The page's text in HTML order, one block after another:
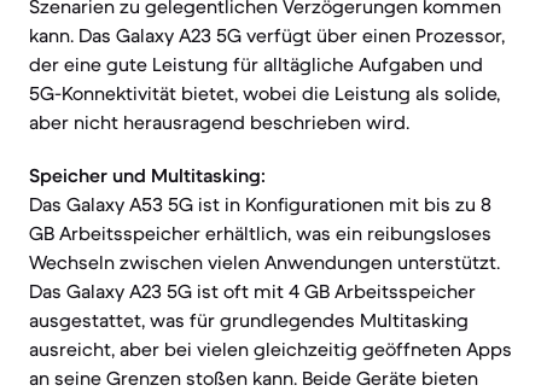
Szenarien zu gelegentlichen Verzögerungen kommen
kann. Das Galaxy A23 5G verfügt über einen Prozessor,
der eine gute Leistung für alltägliche Aufgaben und
5G-Konnektivität bietet, wobei die Leistung als solide,
aber nicht herausragend beschrieben wird.
Speicher und Multitasking:
Das Galaxy A53 5G ist in Konfigurationen mit bis zu 8
GB Arbeitsspeicher erhältlich, was ein reibungsloses
Wechseln zwischen vielen Anwendungen unterstützt.
Das Galaxy A23 5G ist oft mit 4 GB Arbeitsspeicher
ausgestattet, was für grundlegendes Multitasking
ausreicht, aber bei vielen gleichzeitig geöffneten Apps
an seine Grenzen stoßen kann. Beide Geräte bieten